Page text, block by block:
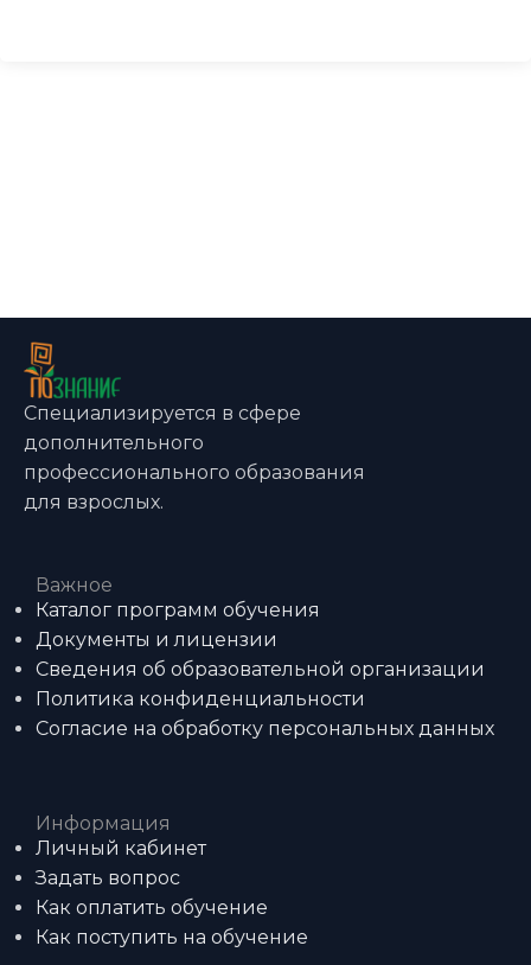
Специализируется в сфере
дополнительного
профессионального образования
для взрослых.
Важное
Каталог программ обучения
Документы и лицензии
Сведения об образовательной организации
Политика конфиденциальности
Согласие на обработку персональных данных
Информация
Личный кабинет
Задать вопрос
Как оплатить обучение
Как поступить на обучение